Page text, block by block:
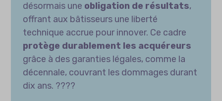
désormais une obligation de résultats,
offrant aux bâtisseurs une liberté
technique accrue pour innover. Ce cadre
protège durablement les acquéreurs
grâce à des garanties légales, comme la
décennale, couvrant les dommages durant
dix ans. ????️